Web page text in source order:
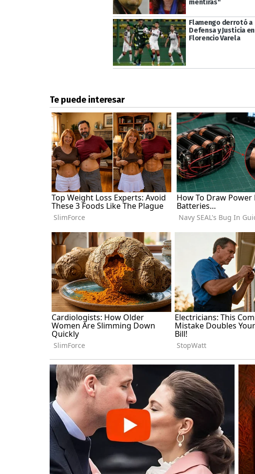
mentiras"
Flamengo derrotó a
Defensa y Justicia en
Florencio Varela